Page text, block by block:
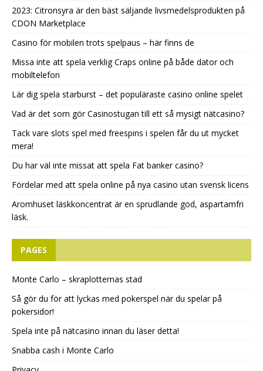
2023: Citronsyra är den bäst säljande livsmedelsprodukten på
CDON Marketplace
Casino för mobilen trots spelpaus – här finns de
Missa inte att spela verklig Craps online på både dator och
mobiltelefon
Lär dig spela starburst – det populäraste casino online spelet
Vad är det som gör Casinostugan till ett så mysigt nätcasino?
Tack vare slots spel med freespins i spelen får du ut mycket
mera!
Du har väl inte missat att spela Fat banker casino?
Fördelar med att spela online på nya casino utan svensk licens
Aromhuset läskkoncentrat är en sprudlande god, aspartamfri
läsk.
PAGES
Monte Carlo – skraplotternas stad
Så gör du för att lyckas med pokerspel när du spelar på
pokersidor!
Spela inte på nätcasino innan du läser detta!
Snabba cash i Monte Carlo